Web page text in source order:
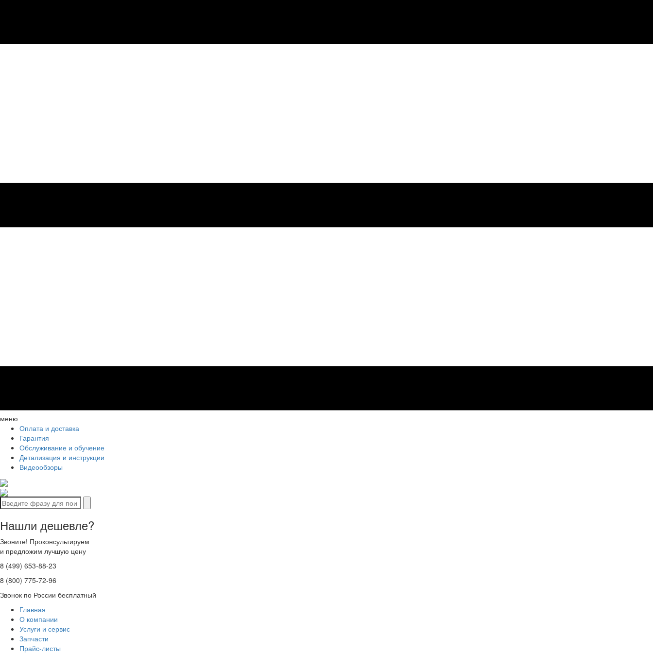
меню
Оплата и доставка
Гарантия
Обслуживание и обучение
Детализация и инструкции
Видеообзоры
Нашли дешевле?
Звоните! Проконсультируем
и предложим лучшую цену
8 (499) 653-88-23
8 (800) 775-72-96
Звонок по России бесплатный
Главная
О компании
Услуги и сервис
Запчасти
Прайс-листы